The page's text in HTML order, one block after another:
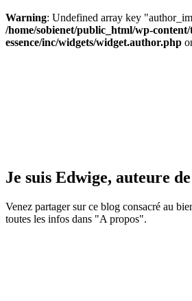
Warning: Undefined array key
/home/sobienet/public_html/wp-content/
essence/inc/widgets/widget.author.php
Je suis Edwige, auteure
Venez partager sur ce blog consacré au
toutes les infos dans "A propos".